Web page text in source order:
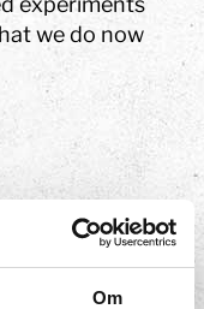
Om
we do now